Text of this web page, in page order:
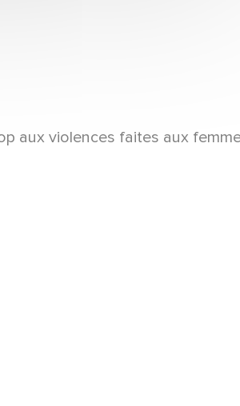
aux violences faites aux